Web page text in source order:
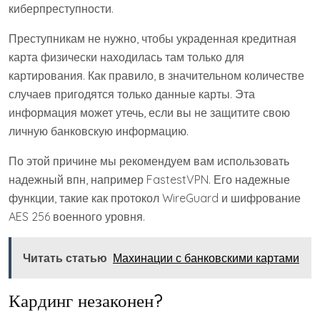
киберпреступности.
Преступникам не нужно, чтобы украденная кредитная
карта физически находилась там только для
картирования. Как правило, в значительном количестве
случаев пригодятся только данные карты. Эта
информация может утечь, если вы не защитите свою
личную банковскую информацию.
По этой причине мы рекомендуем вам использовать
надежный впн, например FastestVPN. Его надежные
функции, такие как протокол WireGuard и шифрование
AES 256 военного уровня.
Читать статью Махинации с банковскими картами
Кардинг незаконен?